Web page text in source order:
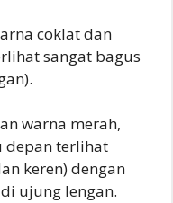
coklat dan
sangat bagus
warna merah,
depan terlihat
keren) dengan
ujung lengan.